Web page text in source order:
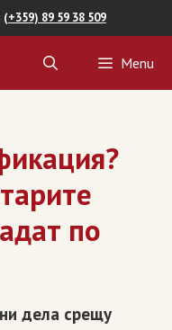
(+359) 89 59 38 509
Menu
по
дела срещу